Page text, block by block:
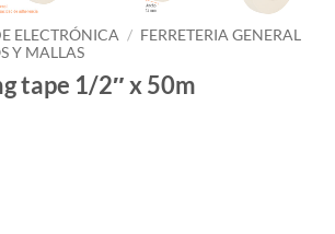
ELECTRÓNICA / FERRETERIA GENERAL
Y MALLAS
tape 1/2″ x 50m